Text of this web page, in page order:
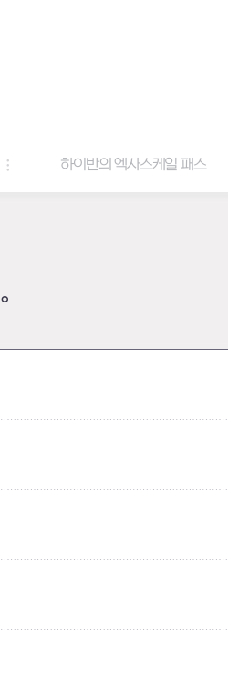
하이반의 엑사스케일 패스